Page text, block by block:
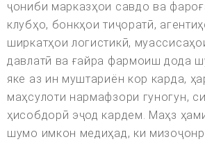
ҷониби марказҳои савдо ва
клубҳо, бонкҳои тиҷоратӣ,
ширкатҳои логистикӣ,
давлатӣ ва ғайра фармоиш дода
яке аз ин муштариён кор карда,
маҳсулоти нармафзори гуногун,
ҳисобдорӣ эҷод кардем. Маҳз
шумо имкон медиҳад, ки